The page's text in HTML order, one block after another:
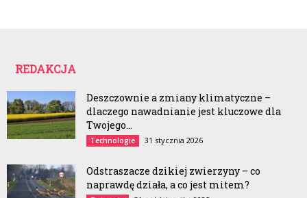
REDAKCJA
Deszczownie a zmiany klimatyczne –
dlaczego nawadnianie jest kluczowe dla
Twojego...
Technologie 31 stycznia 2026
Odstraszacze dzikiej zwierzyny – co
naprawdę działa, a co jest mitem?